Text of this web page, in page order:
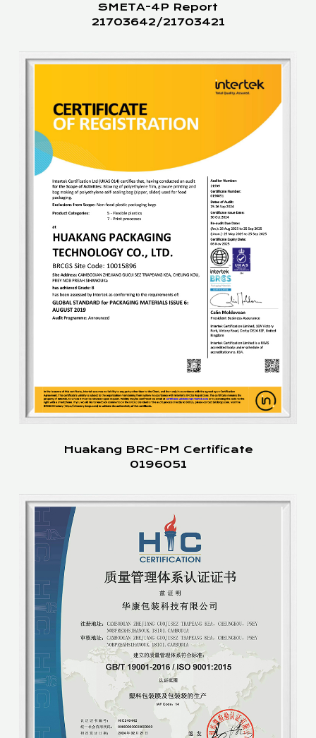
SMETA-4P Report
21703642/21703421
Huakang BRC-PM Certificate
0196051